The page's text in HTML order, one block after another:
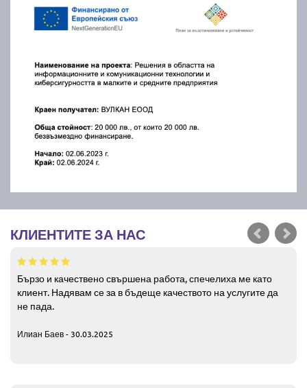
КЛИЕНТИТЕ ЗА НАС
Бързо и качествено свършена работа, спечелиха ме като
клиент. Надявам се за в бъдеще качеството на услугите да
не пада.
Илиан Баев - 30.03.2025